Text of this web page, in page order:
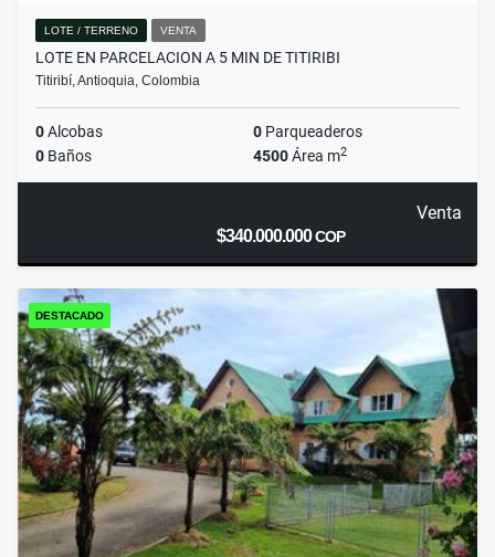
LOTE / TERRENO VENTA
LOTE EN PARCELACION A 5 MIN DE TITIRIBI
Titiribí, Antioquia, Colombia
0Alcobas 0 Parqueaderos
0 Baños 4500Área m2
Venta
$340.000.000COP
DESTACADO